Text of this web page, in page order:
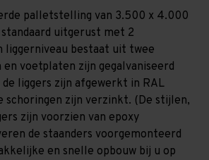
palletstelling van 3.500 x 4.000
uitgerust met 2
liggerniveau bestaat uit twee
en voetplaten zijn gegalvaniseerd
liggers zijn afgewerkt in RAL
schoringen zijn verzinkt. (De stijlen,
zijn voorzien van epoxy
de staanders voorgemonteerd
en snelle opbouw bij u op